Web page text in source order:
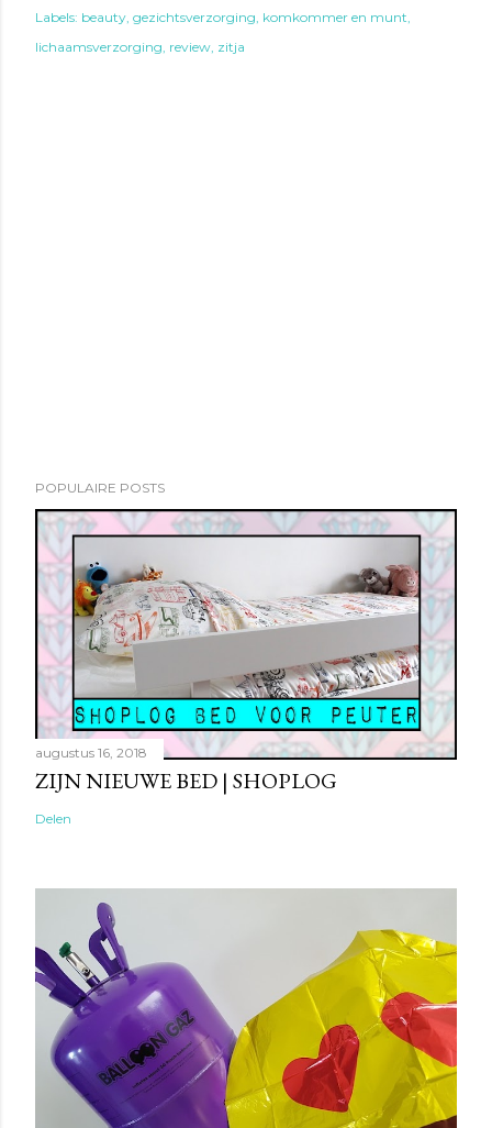
Labels: beauty gezichtsverzorging komkommer en munt
lichaamsverzorging review zitja
POPULAIRE POSTS
augustus 16, 2018
ZIJN NIEUWE BED | SHOPLOG
Delen